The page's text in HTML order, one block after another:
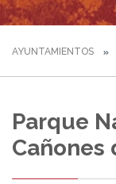
AYUNTAMIENTOS
Parque
Cañones